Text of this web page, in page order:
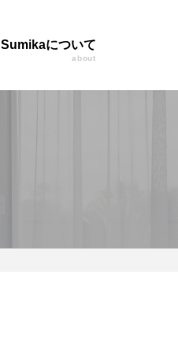
Sumikaについて
about